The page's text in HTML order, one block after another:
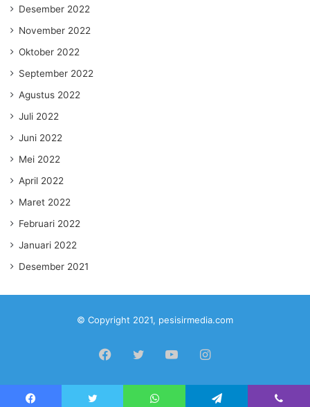
Desember 2022
November 2022
Oktober 2022
September 2022
Agustus 2022
Juli 2022
Juni 2022
Mei 2022
April 2022
Maret 2022
Februari 2022
Januari 2022
Desember 2021
© Copyright 2021, pesisirmedia.com
Facebook
TwitterYouTubeInstagram